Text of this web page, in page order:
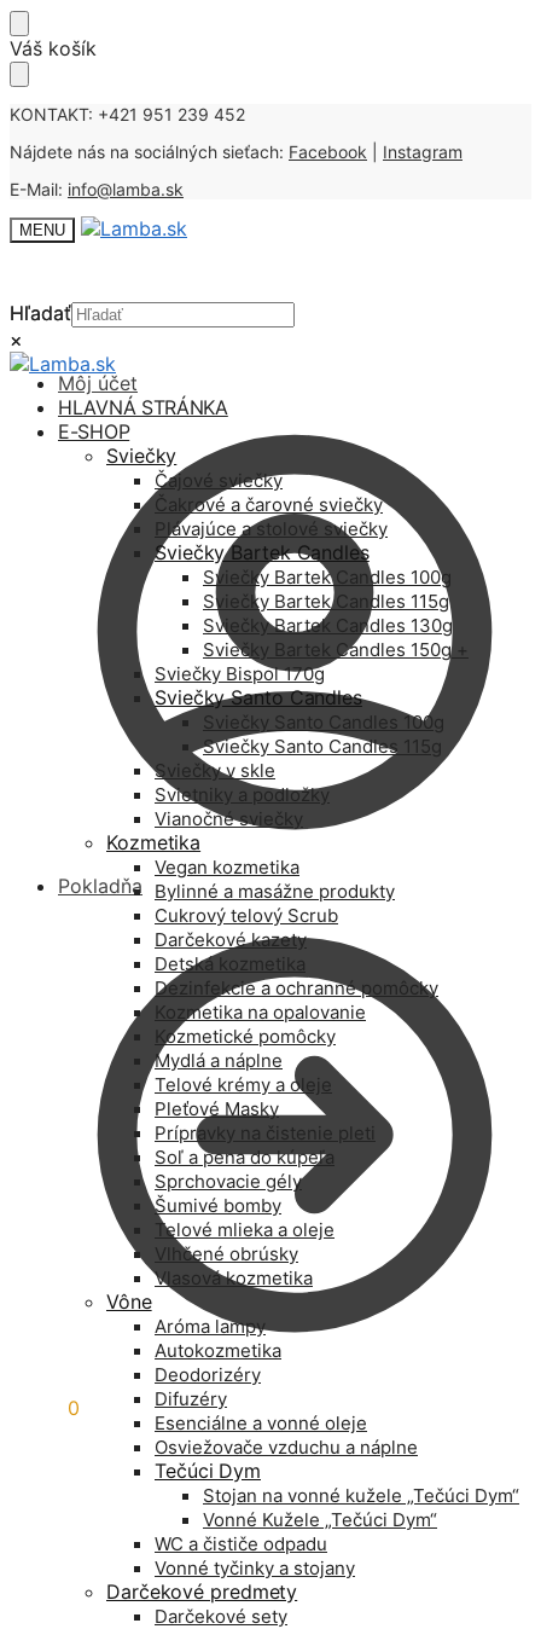
Skip
to
Skip
to
Váš košík
KONTAKT: +421 951 239 452
Nájdete nás na sociálných sieťach: Facebook
Instagram
E-Mail: info@lamba.sk
MENU
Hľadať
×
Môj účet
Pokladňa
0
Hľadať
×
HLAVNÁ STRÁNKA
E-SHOP
Sviečky
Čajové sviečky
Čakrové a čarovné sviečky
Plávajúce a stolové sviečky
Sviečky Bartek Candles
Sviečky Bartek Candles 100g
Sviečky Bartek Candles 115g
Sviečky Bartek Candles 130g
Sviečky Bartek Candles 150g +
Sviečky Bispol 170g
Sviečky Santo Candles
Sviečky Santo Candles 100g
Sviečky Santo Candles 115g
Sviečky v skle
Svietniky a podložky
Vianočné sviečky
Kozmetika
Vegan kozmetika
Bylinné a masážne produkty
Cukrový telový Scrub
Darčekové kazety
Detská kozmetika
Dezinfekcie a ochranné pomôcky
Kozmetika na opalovanie
Kozmetické pomôcky
Mydlá a náplne
Telové krémy a oleje
Pleťové Masky
Prípravky na čistenie pleti
Soľ a pena do kúpeľa
Sprchovacie gély
Šumivé bomby
Telové mlieka a oleje
Vlhčené obrúsky
Vlasová kozmetika
Vône
Aróma lampy
Autokozmetika
Deodorizéry
Difuzéry
Esenciálne a vonné oleje
Osviežovače vzduchu a náplne
Tečúci Dym
Stojan na vonné kužele „Tečúci Dym“
Vonné Kužele „Tečúci Dym“
WC a čističe odpadu
Vonné tyčinky a stojany
Darčekové predmety
Darčekové sety